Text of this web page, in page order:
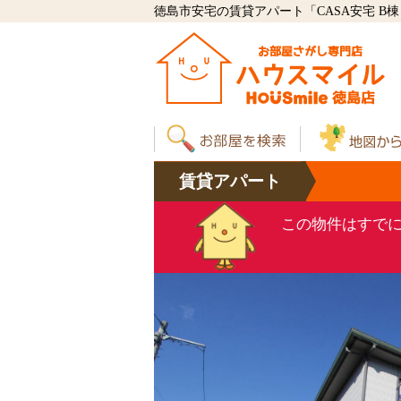
徳島市安宅の賃貸アパート「CASA安宅 B棟
賃貸アパート
この物件はすで